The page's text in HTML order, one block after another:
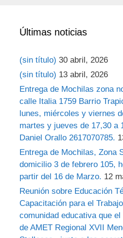
Últimas noticias
(sin título) 30 abril, 2026
(sin título) 13 abril, 2026
Entrega de Mochilas zona
calle Italia 1759 Barrio
lunes, miércoles y viernes
martes y jueves de 17,30 a
Daniel Orallo 2617070785.
Entrega de Mochilas, Zona
domicilio 3 de febrero 105,
partir del 16 de Marzo. 12
Reunión sobre Educación
Capacitación para el
comunidad educativa que
de AMET Regional XVII